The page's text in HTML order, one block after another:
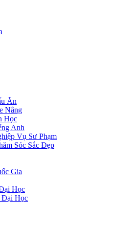
Ăn
Nâng
Học
Anh
Vụ Sư Phạm
Sóc Sắc Đẹp
Gia
Học
Đại Học